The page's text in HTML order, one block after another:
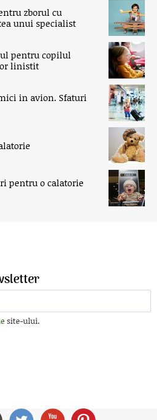
zborul cu
unui specialist
pentru copilul
linistit
in avion. Sfaturi
pentru o calatorie
site-ului.